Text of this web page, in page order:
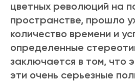
цветных революций на
пространстве, прошло
количество времени и
определенные
заключается в том, что
эти очень серьезные